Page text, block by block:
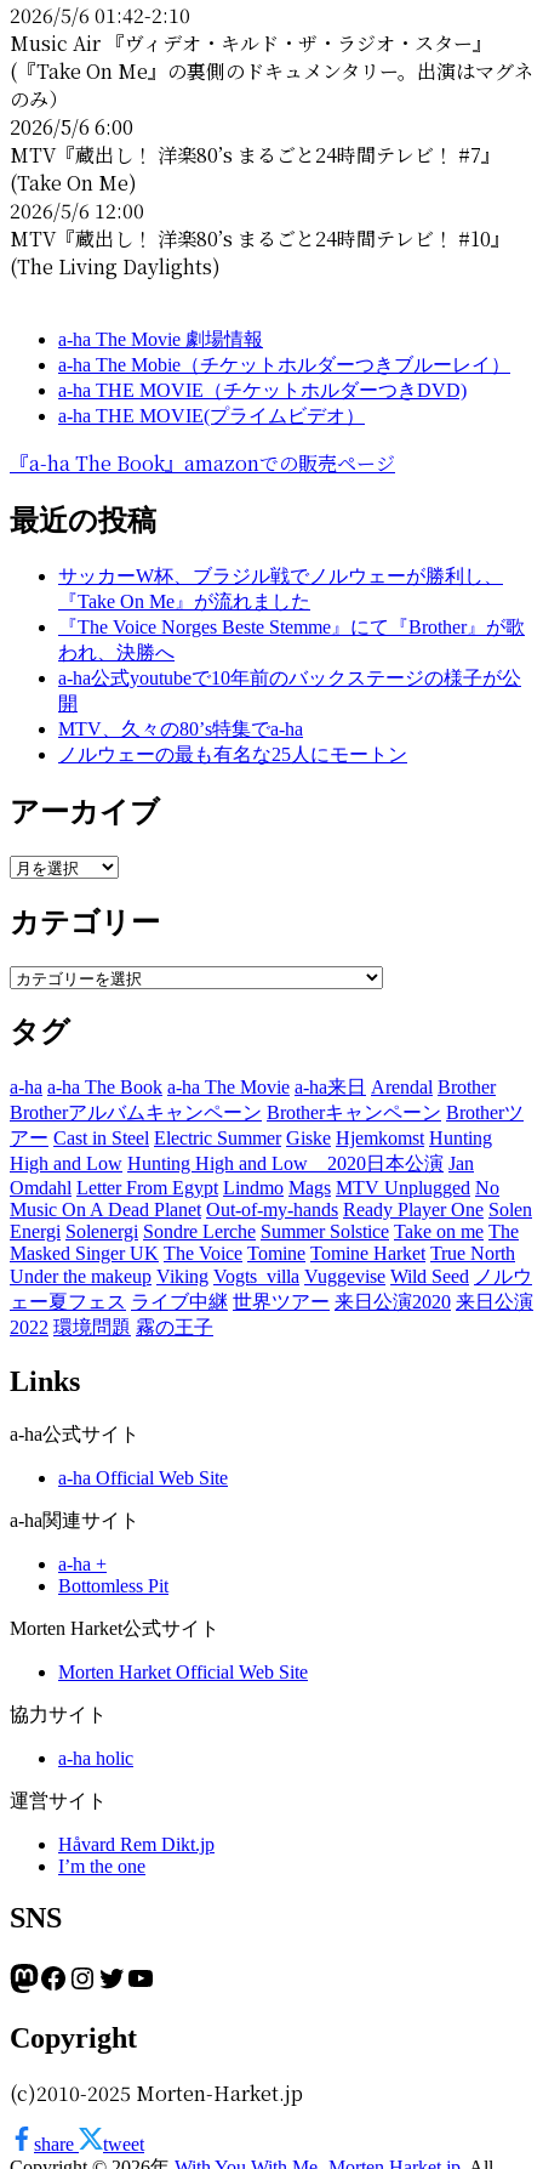
ス
2026/5/6 01:42-2:10
Music Air 『ヴィデオ・キルド・ザ・ラジオ・スター』
(『Take On Me』の裏側のドキュメンタリー。出演はマグネ
のみ）
2026/5/6 6:00
MTV『蔵出し！ 洋楽80’s まるごと24時間テレビ！ #7』
(Take On Me)
2026/5/6 12:00
MTV『蔵出し！ 洋楽80’s まるごと24時間テレビ！ #10』
(The Living Daylights)
a-ha The Movie 劇場情報
a-ha The Mobie（チケットホルダーつきブルーレイ）
a-ha THE MOVIE（チケットホルダーつきDVD)
a-ha THE MOVIE(プライムビデオ）
『a-ha The Book』amazonでの販売ページ
最近の投稿
サッカーW杯、ブラジル戦でノルウェーが勝利し、
『Take On Me』が流れました
『The Voice Norges Beste Stemme』にて『Brother』が歌
われ、決勝へ
a-ha公式youtubeで10年前のバックステージの様子が公
開
MTV、久々の80’s特集でa-ha
ノルウェーの最も有名な25人にモートン
アーカイブ
ア
カ
イ
ブ
カテゴリー
カ
ゴ
リ
ー
タグ
a-ha a-ha The Book a-ha The Movie a-ha来日 Arendal Brother
Brotherアルバムキャンペーン Brotherキャンペーン Brotherツ
アー Cast in Steel Electric Summer Giske Hjemkomst Hunting
High and Low Hunting High and Low 2020日本公演 Jan
Omdahl Letter From Egypt Lindmo Mags MTV Unplugged No
Music On A Dead Planet Out-of-my-hands Ready Player One Solen
Energi Solenergi Sondre Lerche Summer Solstice Take on me The
Masked Singer UK The Voice Tomine Tomine Harket True North
Under the makeup Viking Vogts_villa Vuggevise Wild Seed ノルウ
ェー夏フェス ライブ中継 世界ツアー 来日公演2020 来日公演
2022 環境問題 霧の王子
Links
a-ha公式サイト
a-ha Official Web Site
a-ha関連サイト
a-ha +
Bottomless Pit
Morten Harket公式サイト
Morten Harket Official Web Site
協力サイト
a-ha holic
運営サイト
Håvard Rem Dikt.jp
I’m the one
SNS
Mastodon
Facebook
Instagram
Twitter
YouTube
Copyright
(c)2010-2025 Morten-Harket.jp
share
tweet